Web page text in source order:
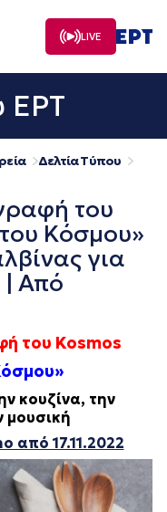
LIVE
ΕΡΤ
Δελτία Τύπου
του
Κόσμου»
για
| Από
του Kosmos
κουζίνα, την
μουσική
από 17.11.2022